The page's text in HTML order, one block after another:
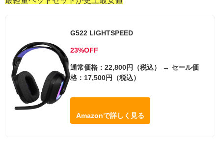
G522 LIGHTSPEED
23%OFF
通常価格：22,800円（税込） → セール価
格：17,500円（税込）
Amazonで詳しく見る